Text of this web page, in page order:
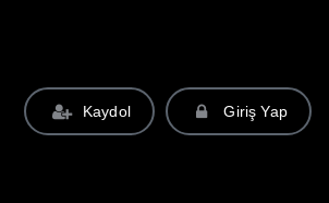
Kaydol Giriş Yap